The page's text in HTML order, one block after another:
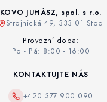
KOVO JUHÁSZ, spol. s r.o.
Strojnická 49, 333 01 Stod
Provozní doba:
Po - Pá: 8:00 - 16:00
KONTAKTUJTE NÁS
+420 377 900 090